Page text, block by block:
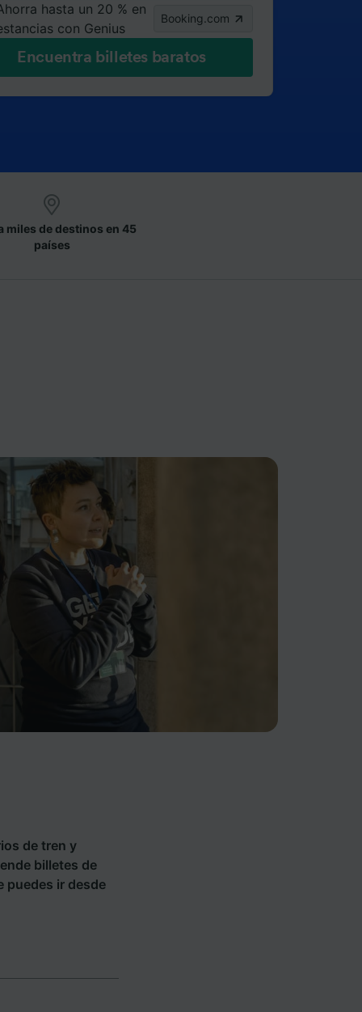
hasta un 20 % en
con Genius
Booking.com
Encuentra billetes baratos
miles de destinos en 45
países
de tren y
billetes de
puedes ir desde